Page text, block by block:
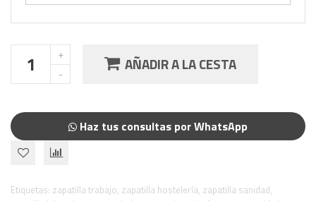
AÑADIR A LA CESTA
Haz tus consultas por WhatsApp
Etiquetas: zapatilla trabajo, zapatilla hostelería, zapatilla sanidad,